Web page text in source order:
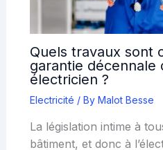
Quels travaux sont
garantie décennale
électricien ?
Electricité / By Malot Besse
La législation intime à
bâtiment, et donc à